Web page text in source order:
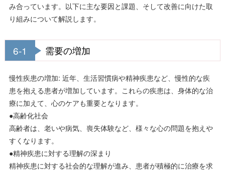
み合っています。以下に主な要因と課題、そして改善に向けた取
り組みについて解説します。
6-1 需要の増加
慢性疾患の増加: 近年、生活習慣病や精神疾患など、慢性的な疾
患を抱える患者が増加しています。これらの疾患は、身体的な治
療に加えて、心のケアも重要となります。
●高齢化社会
高齢者は、老いや病気、喪失体験など、様々な心の問題を抱えや
すくなります。
●精神疾患に対する理解の深まり
精神疾患に対する社会的な理解が進み、患者が積極的に治療を求